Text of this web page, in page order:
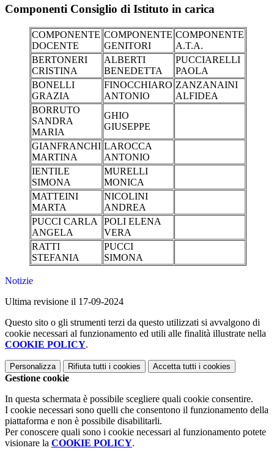
Componenti Consiglio di Istituto in carica
COMPONENTE
DOCENTE
COMPONENTE
GENITORI
COMPONENTE
A.T.A.
BERTONERI
CRISTINA
ALBERTI
BENEDETTA
PUCCIARELLI
PAOLA
BONELLI
GRAZIA
FINOCCHIARO
ANTONIO
ZANZANAINI
ALFIDEA
BORRUTO
SANDRA
MARIA
GHIO
GIUSEPPE
GIANFRANCHI
MARTINA
LAROCCA
ANTONIO
IENTILE
SIMONA
MURELLI
MONICA
MATTEINI
MARTA
NICOLINI
ANDREA
PUCCI CARLA
ANGELA
POLI ELENA
VERA
RATTI
STEFANIA
PUCCI
SIMONA
Notizie
Ultima revisione il 17-09-2024
Questo sito o gli strumenti terzi da questo utilizzati si avvalgono di
cookie necessari al funzionamento ed utili alle finalità illustrate nella
COOKIE POLICY.
Personalizza Rifiuta tutti i cookies Accetta tutti i cookies
Gestione cookie
In questa schermata è possibile scegliere quali cookie consentire.
I cookie necessari sono quelli che consentono il funzionamento della
piattaforma e non è possibile disabilitarli.
Per conoscere quali sono i cookie necessari al funzionamento potete
visionare la COOKIE POLICY.